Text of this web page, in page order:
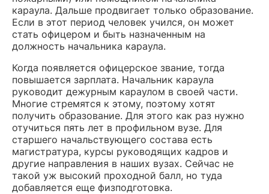
караула. Дальше продвигает только образование.
Если в этот период человек учился, он может
стать офицером и быть назначенным на
должность начальника караула.
Когда появляется офицерское звание, тогда
повышается зарплата. Начальник караула
руководит дежурным караулом в своей части.
Многие стремятся к этому, поэтому хотят
получить образование. Для этого как раз нужно
отучиться пять лет в профильном вузе. Для
старшего начальствующего состава есть
магистратура, курсы руководящих кадров и
другие направления в наших вузах. Сейчас не
такой уж высокий проходной балл, но туда
добавляется еще физподготовка.